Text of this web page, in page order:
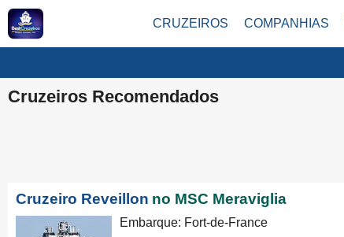
CRUZEIROS COMPANHIAS
Cruzeiros Recomendados
Cruzeiro Reveillon no MSC Meraviglia
Embarque: Fort-de-France